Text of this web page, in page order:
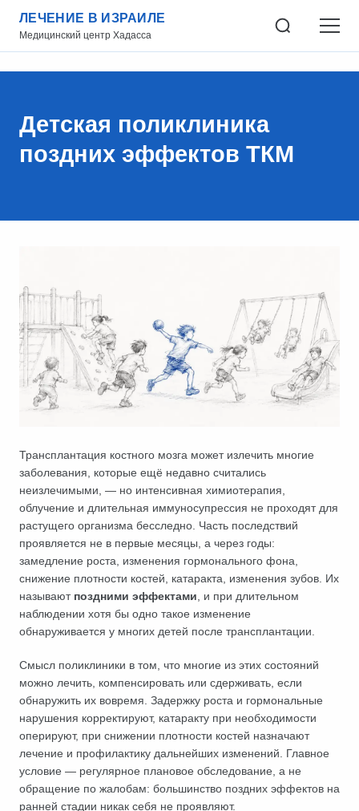
ЛЕЧЕНИЕ В ИЗРАИЛЕ
Медицинский центр Хадасса
Детская поликлиника
поздних эффектов ТКМ
Трансплантация костного мозга может излечить многие
заболевания, которые ещё недавно считались
неизлечимыми, — но интенсивная химиотерапия,
облучение и длительная иммуносупрессия не проходят для
растущего организма бесследно. Часть последствий
проявляется не в первые месяцы, а через годы:
замедление роста, изменения гормонального фона,
снижение плотности костей, катаракта, изменения зубов. Их
называют поздними эффектами , и при длительном
наблюдении хотя бы одно такое изменение
обнаруживается у многих детей после трансплантации.
Смысл поликлиники в том, что многие из этих состояний
можно лечить, компенсировать или сдерживать, если
обнаружить их вовремя. Задержку роста и гормональные
нарушения корректируют, катаракту при необходимости
оперируют, при снижении плотности костей назначают
лечение и профилактику дальнейших изменений. Главное
условие — регулярное плановое обследование, а не
обращение по жалобам: большинство поздних эффектов на
ранней стадии никак себя не проявляют.